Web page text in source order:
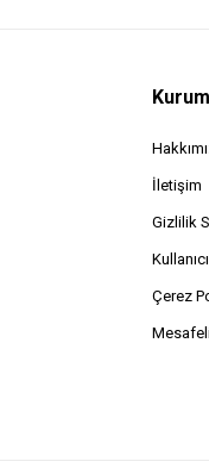
İletişim
Gizlilik
Çerez